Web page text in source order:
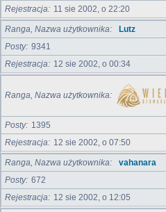
Rejestracja
11 sie 2002, o 22:20
Ranga, Nazwa użytkownika
Lutz
Posty 9341
Rejestracja
12 sie 2002, o 00:34
Ranga, Nazwa użytkownika
Posty
1395
Rejestracja
12 sie 2002, o 07:50
Ranga, Nazwa użytkownika
vahanara
Posty 672
Rejestracja
12 sie 2002, o 12:05